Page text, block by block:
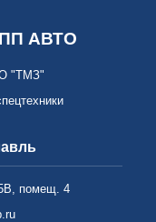
АВТО
"ТМЗ"
помещ. 4